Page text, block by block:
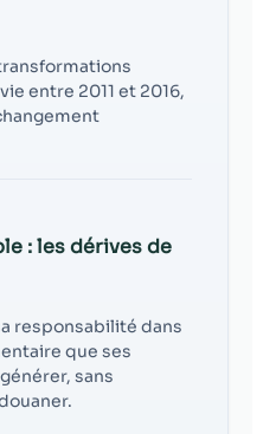
entre 2011 et 2016,
: les dérives de
responsabilité dans
que ses
sans